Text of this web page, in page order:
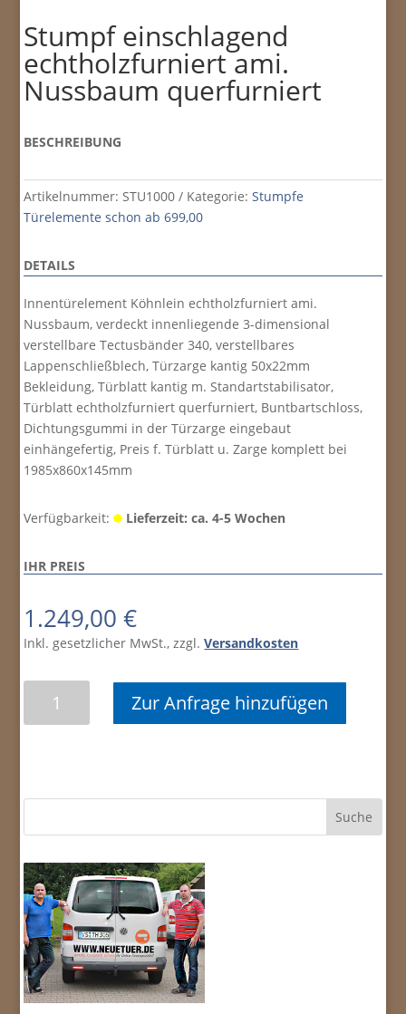
Stumpf einschlagend
echtholzfurniert ami.
Nussbaum querfurniert
BESCHREIBUNG
Artikelnummer: STU1000 Kategorie:Stumpfe
Türelemente schon ab 699,00
DETAILS
Innentürelement Köhnlein echtholzfurniert ami.
Nussbaum, verdeckt innenliegende 3-dimensional
verstellbare Tectusbänder 340, verstellbares
Lappenschließblech, Türzarge kantig 50x22mm
Bekleidung, Türblatt kantig m. Standartstabilisator,
Türblatt echtholzfurniert querfurniert, Buntbartschloss,
Dichtungsgummi in der Türzarge eingebaut
einhängefertig, Preis f. Türblatt u. Zarge komplett bei
1985x860x145mm
Verfügbarkeit: Lieferzeit: ca. 4-5 Wochen
IHR PREIS
1.249,00€
Inkl. gesetzlicher MwSt., zzgl.Versandkosten
einschlagend
querfurniert
Zur Anfrage hinzufügen